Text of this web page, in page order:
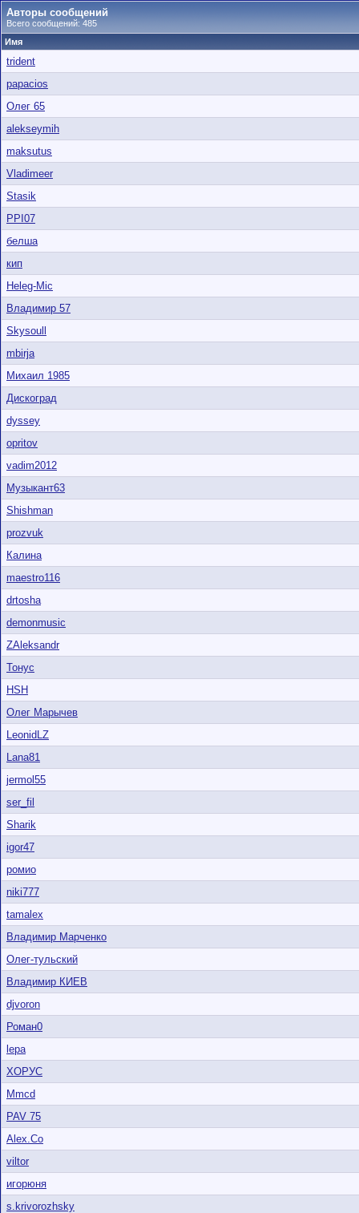
Авторы сообщений
Всего сообщений: 485
Имя
trident
papacios
Олег 65
alekseymih
maksutus
Vladimeer
Stasik
PPI07
белша
кип
Heleg-Mic
Владимир 57
Skysoull
mbirja
Михаил 1985
Дискоград
dyssey
opritov
vadim2012
Музыкант63
Shishman
prozvuk
Калина
maestro116
drtosha
demonmusic
ZAleksandr
Тонус
HSH
Олег Марычев
LeonidLZ
Lana81
jermol55
ser_fil
Sharik
igor47
ромио
niki777
tamalex
Владимир Марченко
Олег-тульский
Владимир КИЕВ
djvoron
Роман0
lepa
ХОРУС
Mmcd
PAV 75
Alex.Co
viltor
игорюня
s.krivorozhsky